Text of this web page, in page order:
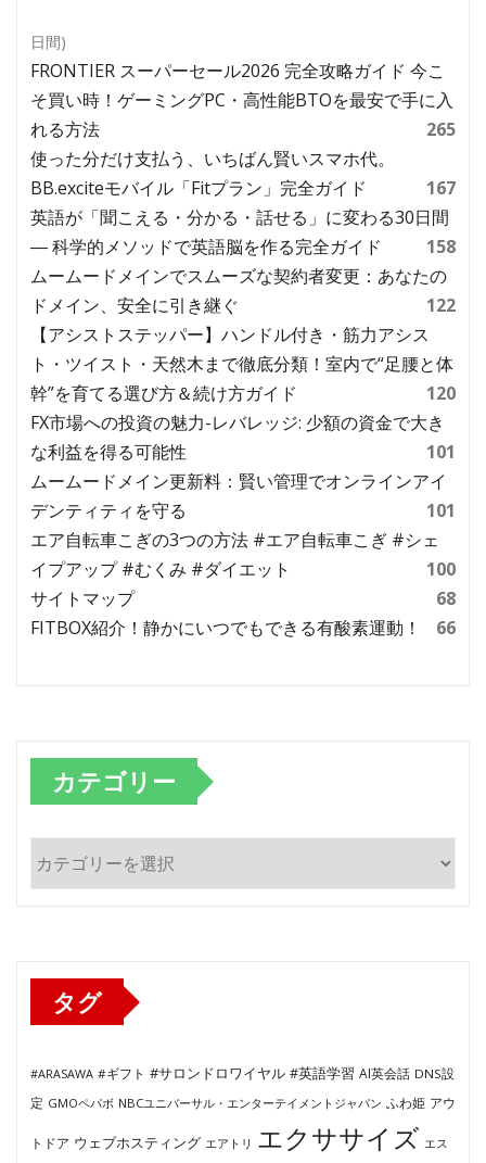
日間)
FRONTIER スーパーセール2026 完全攻略ガイド 今こ
そ買い時！ゲーミングPC・高性能BTOを最安で手に入
れる方法
265
使った分だけ支払う、いちばん賢いスマホ代。
BB.exciteモバイル「Fitプラン」完全ガイド
167
英語が「聞こえる・分かる・話せる」に変わる30日間
― 科学的メソッドで英語脳を作る完全ガイド
158
ムームードメインでスムーズな契約者変更：あなたの
ドメイン、安全に引き継ぐ
122
【アシストステッパー】ハンドル付き・筋力アシス
ト・ツイスト・天然木まで徹底分類！室内で“足腰と体
幹”を育てる選び方＆続け方ガイド
120
FX市場への投資の魅力-レバレッジ: 少額の資金で大き
な利益を得る可能性
101
ムームードメイン更新料：賢い管理でオンラインアイ
デンティティを守る
101
エア自転車こぎの3つの方法 #エア自転車こぎ #シェ
イプアップ #むくみ #ダイエット
100
サイトマップ
68
FITBOX紹介！静かにいつでもできる有酸素運動！
66
カテゴリー
テ
タグ
#ARASAWA #ギフト #サロンドロワイヤル #英語学習 AI英会話 DNS設
定 GMOペパボ NBCユニバーサル・エンターテイメントジャパン ふわ姫 アウ
トドア ウェブホスティング エアトリ エクササイズ エス